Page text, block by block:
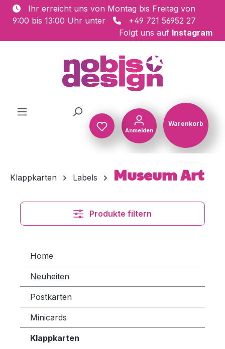
Zum Hauptinhalt springen
Ihr erreicht uns von Montag bis Freitag von
9:00 bis 13:00 Uhr unter
+49 721 56952 27
Folgt uns auf Instagram
Anmelden
Warenkorb
Klappkarten Labels Museum Art
Produkte filtern
Home
Neuheiten
Postkarten
Minicards
Klappkarten